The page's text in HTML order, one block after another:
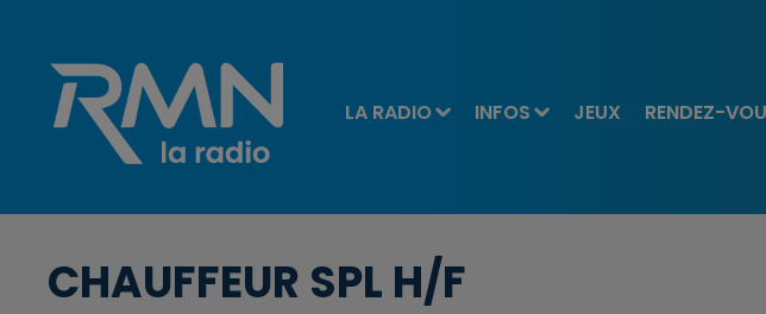
LA RADIO INFOS JEUX RENDEZ-
CHAUFFEUR SPL H/F